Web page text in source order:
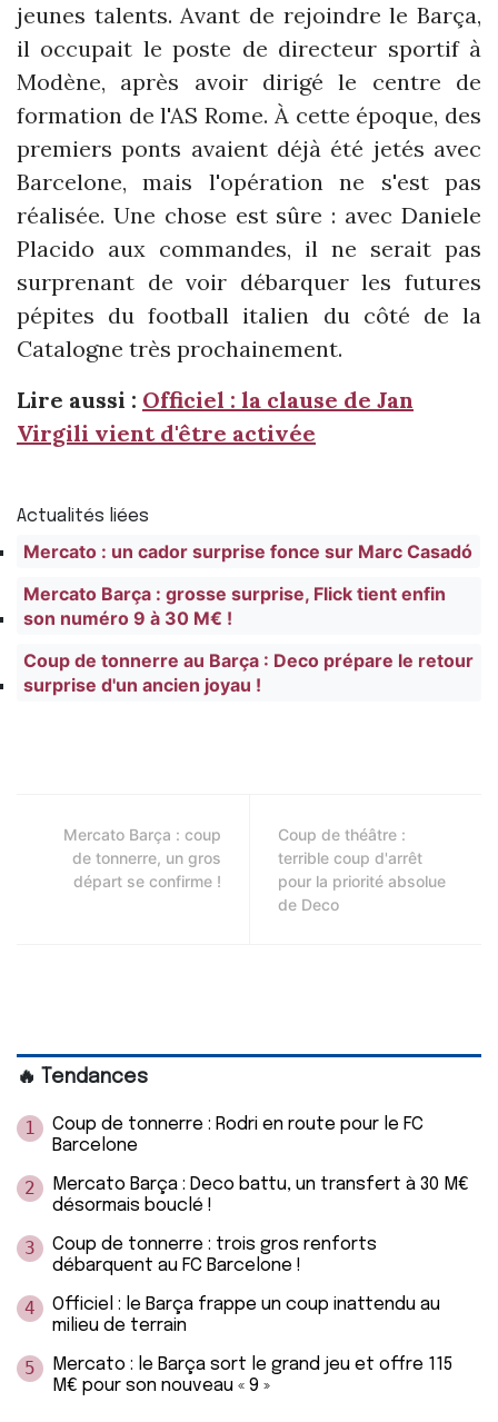
jeunes talents. Avant de rejoindre le Barça,
il occupait le poste de directeur sportif à
Modène, après avoir dirigé le centre de
formation de l'AS Rome. À cette époque, des
premiers ponts avaient déjà été jetés avec
Barcelone, mais l'opération ne s'est pas
réalisée. Une chose est sûre : avec Daniele
Placido aux commandes, il ne serait pas
surprenant de voir débarquer les futures
pépites du football italien du côté de la
Catalogne très prochainement.
Lire aussi : Officiel : la clause de Jan
Virgili vient d'être activée
Actualités liées
Mercato : un cador surprise fonce sur Marc Casadó
Mercato Barça : grosse surprise, Flick tient enfin
son numéro 9 à 30 M€ !
Coup de tonnerre au Barça : Deco prépare le retour
surprise d'un ancien joyau !
Mercato Barça : coup
de tonnerre, un gros
départ se confirme !
Coup de théâtre :
terrible coup d'arrêt
pour la priorité absolue
de Deco
🔥 Tendances
1
Coup de tonnerre : Rodri en route pour le FC
Barcelone
2
Mercato Barça : Deco battu, un transfert à 30 M€
désormais bouclé !
3
Coup de tonnerre : trois gros renforts
débarquent au FC Barcelone !
4
Officiel : le Barça frappe un coup inattendu au
milieu de terrain
5
Mercato : le Barça sort le grand jeu et offre 115
M€ pour son nouveau « 9 »